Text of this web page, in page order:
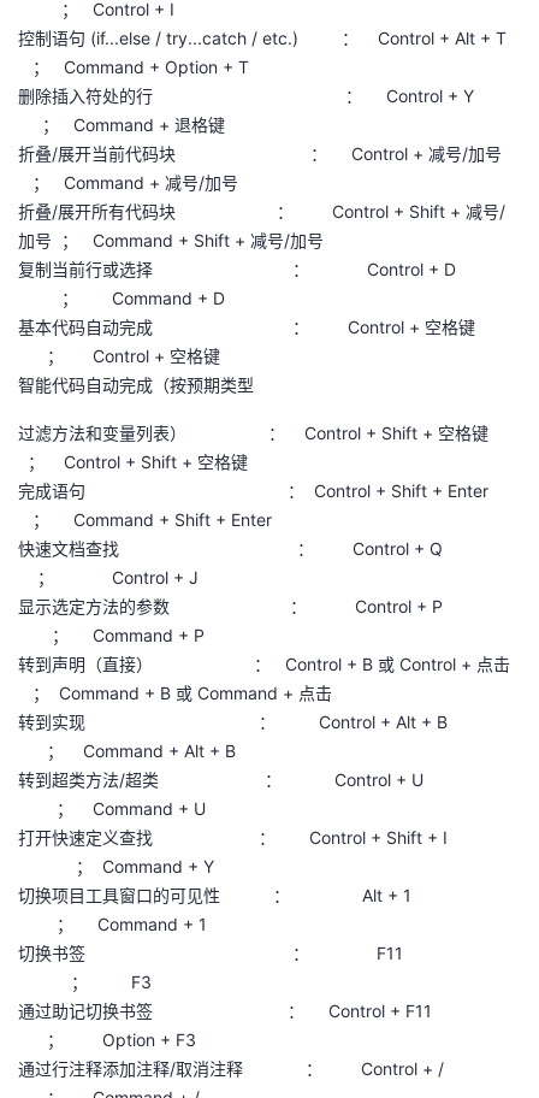
； Control + I
控制语句 (if...else / try...catch / etc.) ： Control + Alt + T
； Command + Option + T
删除插入符处的行 ： Control + Y
； Command + 退格键
折叠/展开当前代码块 ： Control + 减号/加号
； Command + 减号/加号
折叠/展开所有代码块 ： Control + Shift + 减号/
加号 ； Command + Shift + 减号/加号
复制当前行或选择 ： Control + D
； Command + D
基本代码自动完成 ： Control + 空格键
； Control + 空格键
智能代码自动完成（按预期类型
过滤方法和变量列表） ： Control + Shift + 空格键
； Control + Shift + 空格键
完成语句 ： Control + Shift + Enter
； Command + Shift + Enter
快速文档查找 ： Control + Q
； Control + J
显示选定方法的参数 ： Control + P
； Command + P
转到声明（直接） ： Control + B 或 Control + 点击
； Command + B 或 Command + 点击
转到实现 ： Control + Alt + B
； Command + Alt + B
转到超类方法/超类 ： Control + U
； Command + U
打开快速定义查找 ： Control + Shift + I
； Command + Y
切换项目工具窗口的可见性 ： Alt + 1
； Command + 1
切换书签 ： F11
； F3
通过助记切换书签 ： Control + F11
； Option + F3
通过行注释添加注释/取消注释 ： Control + /